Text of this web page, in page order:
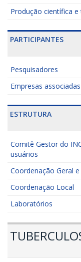
Produção científica e
PARTICIPANTES
Pesquisadores
Empresas associadas
ESTRUTURA
Comitê Gestor do
usuários
Coordenação Geral e
Coordenação Local
Laboratórios